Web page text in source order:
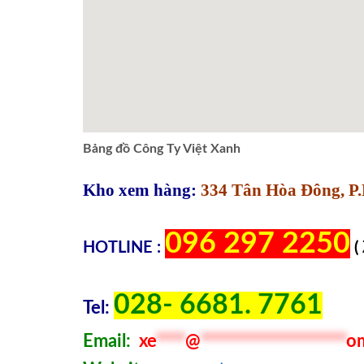
Bảng đồ Công Ty Việt Xanh
Kho xem hàng: 334 Tân Hòa Đông,
HOTLINE : 096 297 2250 (
Tel: 028- 6681. 7761
Email: xe****@********************